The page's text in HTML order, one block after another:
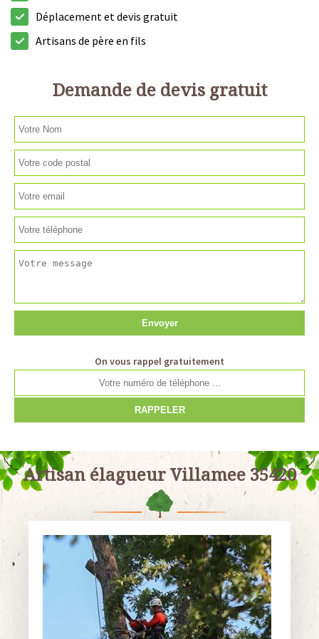
Déplacement et devis gratuit
Artisans de père en fils
Demande de devis gratuit
On vous rappel gratuitement
Artisan élagueur Villamee 35420